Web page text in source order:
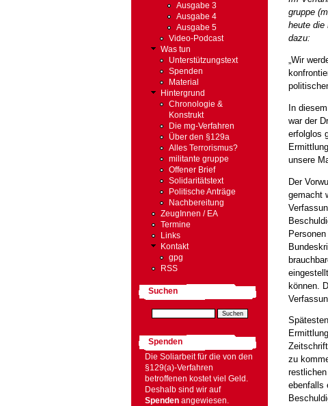
gruppe
heute die
dazu:
„Wir
In
war der
erfolglos
unsere
Der
gemacht
können.
zu
ebenfalls
Ausgabe 3
Ausgabe 4
Ausgabe 5
Video-Podcast
Was tun
Unterstützungstext
Spenden
Material
Hintergrund
Chronologie &
Konstrukt
Die mg-Verfahren
Über den §129a
Alles Terrorismus?
militante gruppe
Offener Brief
Solidaritätstext
Politische Anträge
Nachbereitung
ZeugInnen / EA
Termine
Links
Kontakt
gpg
RSS
Suchen
Spenden
Die Soliarbeit für die von den
§129(a)-Verfahren
betroffenen kostet viel Geld.
Deshalb sind wir auf
Spenden angewiesen.